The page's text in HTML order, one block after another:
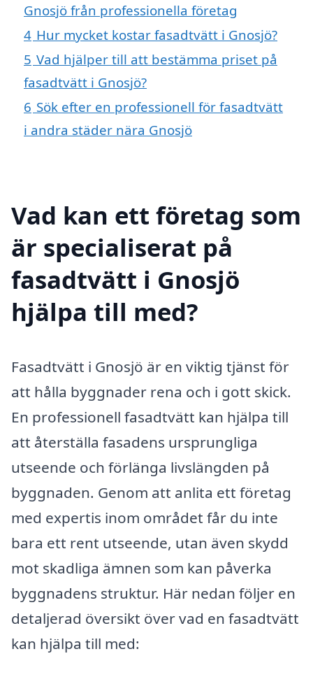
Gnosjö från professionella företag
4 Hur mycket kostar fasadtvätt i Gnosjö?
5 Vad hjälper till att bestämma priset på
fasadtvätt i Gnosjö?
6 Sök efter en professionell för fasadtvätt
i andra städer nära Gnosjö
Vad kan ett företag som
är specialiserat på
fasadtvätt i Gnosjö
hjälpa till med?
Fasadtvätt i Gnosjö är en viktig tjänst för
att hålla byggnader rena och i gott skick.
En professionell fasadtvätt kan hjälpa till
att återställa fasadens ursprungliga
utseende och förlänga livslängden på
byggnaden. Genom att anlita ett företag
med expertis inom området får du inte
bara ett rent utseende, utan även skydd
mot skadliga ämnen som kan påverka
byggnadens struktur. Här nedan följer en
detaljerad översikt över vad en fasadtvätt
kan hjälpa till med: